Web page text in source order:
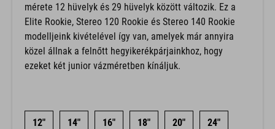
mérete 12 hüvelyk és 29 hüvelyk között változik. Ez a
Elite Rookie, Stereo 120 Rookie és Stereo 140 Rookie
modelljeink kivételével így van, amelyek már annyira
közel állnak a felnőtt hegyikerékpárjainkhoz, hogy
ezeket két junior vázméretben kínáljuk.
12" 14" 16" 18" 20" 24"